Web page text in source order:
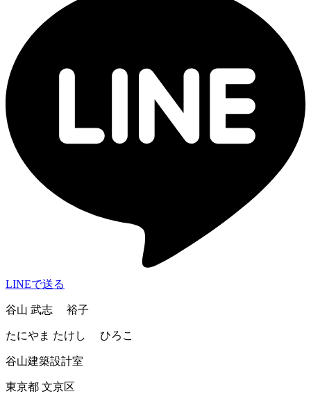
LINEで送る
谷山 武志 裕子
たにやま たけし ひろこ
谷山建築設計室
東京都 文京区